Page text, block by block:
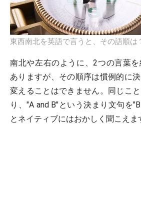
東西南北を英語で言うと、その語順は
南北や左右のように、2つの言葉
ありますが、その順序は慣例的に
変えることはできません。同じこ
り、"A and B"という決まり文句を
とネイティブにはおかしく聞こえま